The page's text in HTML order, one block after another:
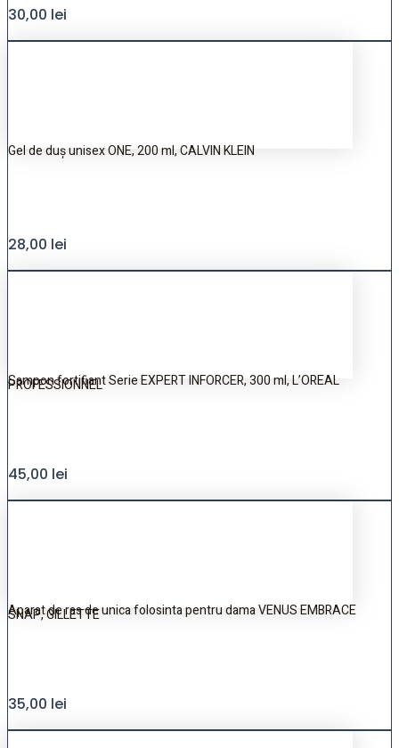
30,00 lei
Gel de duș unisex ONE, 200 ml, CALVIN KLEIN
28,00 lei
Sampon fortifiant Serie EXPERT INFORCER, 300 ml, L’OREAL
PROFESSIONNEL
45,00 lei
Aparat de ras de unica folosinta pentru dama VENUS EMBRACE
SNAP, GILLETTE
35,00 lei